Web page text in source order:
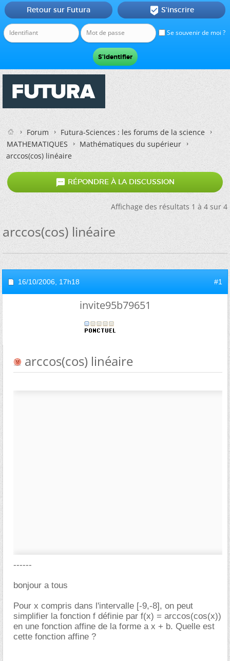
Se souvenir de moi ?
Retour sur Futura  S'inscrire
Forum
Futura-Sciences : les forums de la science
MATHEMATIQUES
Mathématiques du supérieur
arccos(cos) linéaire
 RÉPONDRE À LA DISCUSSION
Affichage des résultats 1 à 4 sur 4
arccos(cos) linéaire
16/10/2006, 17h18 #1
invite95b79651
arccos(cos) linéaire
------
bonjour a tous
Pour x compris dans l'intervalle [-9,-8], on peut
simplifier la fonction f définie par f(x) = arccos(cos(x))
en une fonction affine de la forme a x + b. Quelle est
cette fonction affine ?